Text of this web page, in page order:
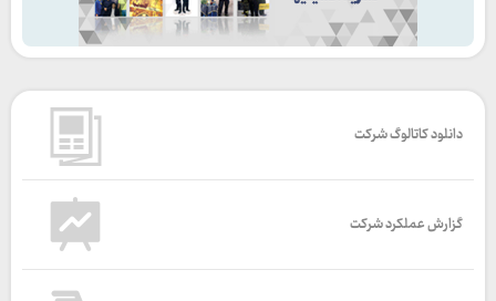
دانلود کاتالوگ شرکت
گزارش عملکرد شرکت